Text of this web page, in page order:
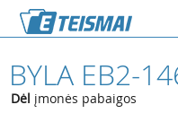
BYLA EB2-
Dėl įmonės pabaigos